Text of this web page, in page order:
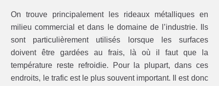
On trouve principalement les rideaux métalliques en
milieu commercial et dans le domaine de l’industrie. Ils
sont particulièrement utilisés lorsque les surfaces
doivent être gardées au frais, là où il faut que la
température reste refroidie. Pour la plupart, dans ces
endroits, le trafic est le plus souvent important. Il est donc